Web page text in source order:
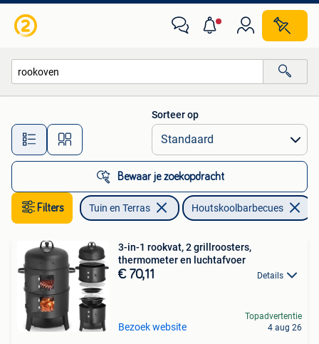
Alle afstanden…
Sorteer op
Bewaar je zoekopdracht
Filters Tuin en Terras Houtskoolbarbecues
3-in-1 rookvat, 2 grillroosters,
thermometer en luchtafvoer
€ 70,11 Details
Bezoek website
Topadvertentie
4 aug 26